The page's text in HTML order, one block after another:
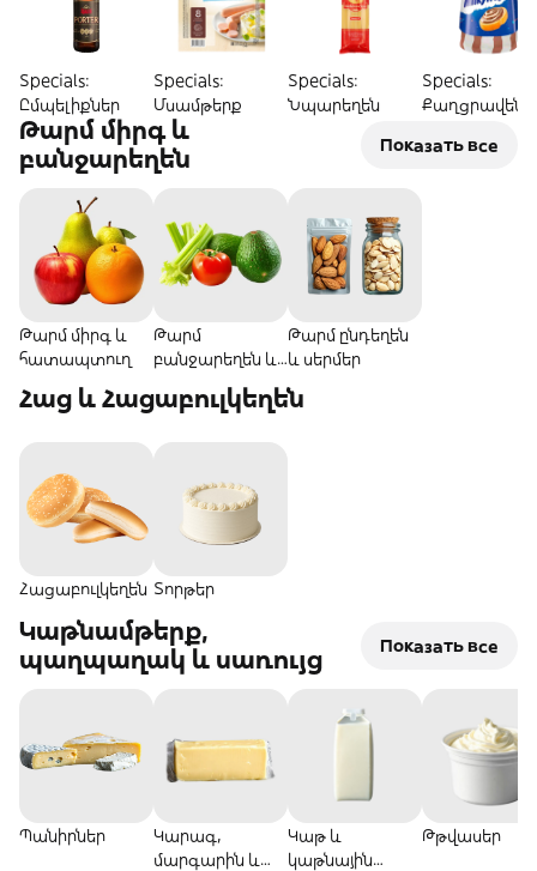
Specials:
Ըմպելիքներ
Specials:
Մսամթերք
Specials:
Նպարեղեն
Specials:
Թարմ միրգ և
բանջարեղեն
Показать все
Թարմ միրգ և
հատապտուղ
Թարմ
բանջարեղեն և
Թարմ ընդեղեն
և սերմեր
Հաց և Հացաբուլկեղեն
Հացաբուլկեղեն Տորթեր
Կաթնամթերք,
պաղպաղակ և սառույց
Показать все
Պանիրներ
Կարագ,
մարգարին և
Կաթ և
կաթնային
Թթվասեր